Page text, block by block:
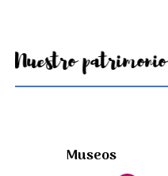
Nuestro patrimonio
Museos